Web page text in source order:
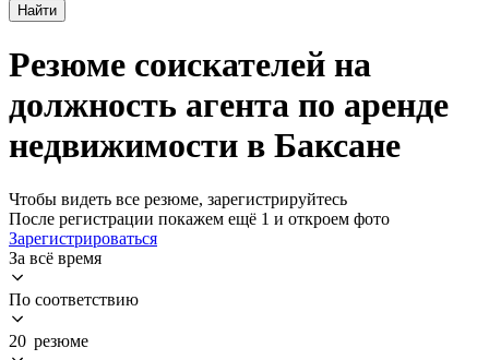
Найти
Резюме соискателей на
должность агента по аренде
недвижимости в Баксане
Чтобы видеть все резюме, зарегистрируйтесь
После регистрации покажем ещё 1 и откроем фото
Зарегистрироваться
За всё время
По соответствию
20 резюме